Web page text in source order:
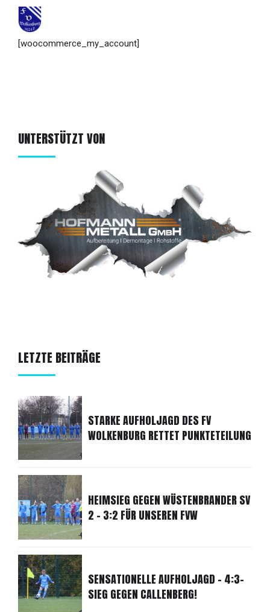
[woocommerce_my_account]
UNTERSTÜTZT VON
LETZTE BEITRÄGE
STARKE AUFHOLJAGD DES FV
WOLKENBURG RETTET PUNKTETEILUNG
HEIMSIEG GEGEN WÜSTENBRANDER SV
2 - 3:2 FÜR UNSEREN FVW
SENSATIONELLE AUFHOLJAGD - 4:3-
SIEG GEGEN CALLENBERG!